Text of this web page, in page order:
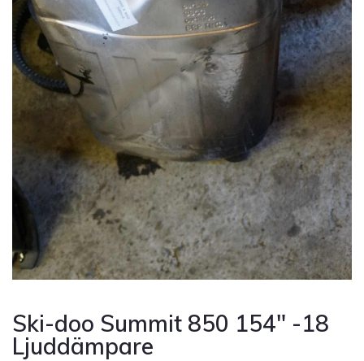
Ski-doo Summit 850 154″ -18
Ljuddämpare